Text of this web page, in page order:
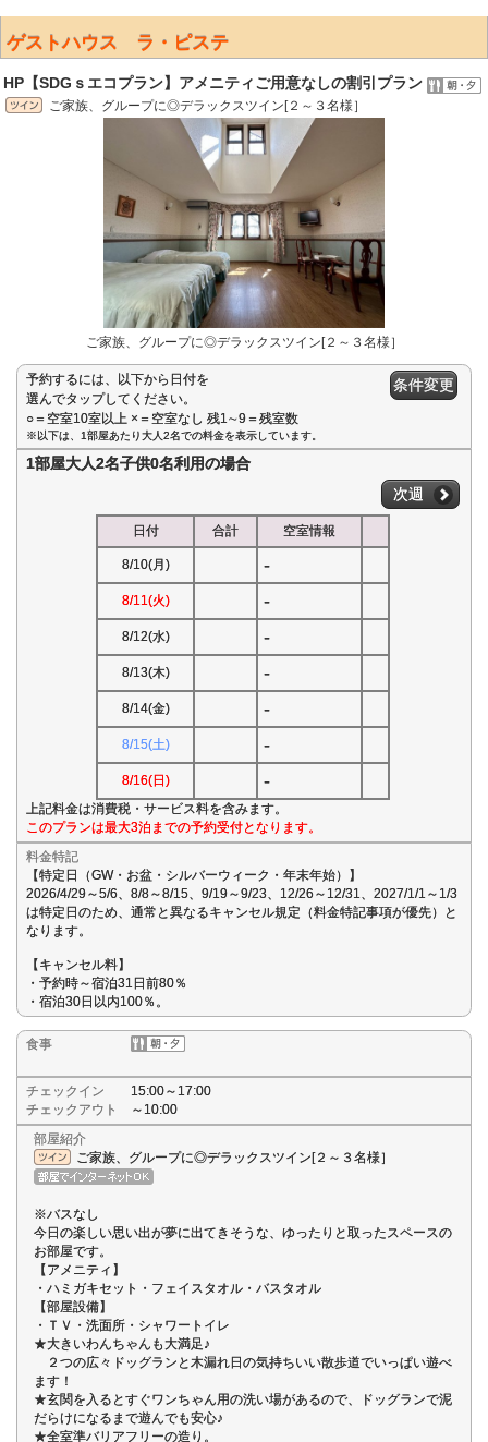
ゲストハウス ラ・ピステ
HP【SDGｓエコプラン】アメニティご用意なしの割引プラン
ご家族、グループに◎デラックスツイン[２～３名様］
ご家族、グループに◎デラックスツイン[２～３名様］
予約するには、以下から日付を
選んでタップしてください。
○＝空室10室以上 ×＝空室なし 残1∼9＝残室数
条件変更
※以下は、1部屋あたり大人2名での料金を表示しています。
1部屋大人2名子供0名利用の場合
次週
日付 合計 空室情報
8/10(月) -
8/11(火) -
8/12(水) -
8/13(木) -
8/14(金) -
8/15(土) -
8/16(日) -
上記料金は消費税・サービス料を含みます。
このプランは最大3泊までの予約受付となります。
料金特記
【特定日（GW・お盆・シルバーウィーク・年末年始）】
2026/4/29～5/6、8/8～8/15、9/19～9/23、12/26～12/31、2027/1/1～1/3
は特定日のため、通常と異なるキャンセル規定（料金特記事項が優先）と
なります。
【キャンセル料】
・予約時～宿泊31日前80％
・宿泊30日以内100％。
食事
チェックイン
15:00～17:00
チェックアウト
～10:00
部屋紹介
ご家族、グループに◎デラックスツイン[２～３名様］
※バスなし
今日の楽しい思い出が夢に出てきそうな、ゆったりと取ったスペースの
お部屋です。
【アメニティ】
・ハミガキセット・フェイスタオル・バスタオル
【部屋設備】
・ＴＶ・洗面所・シャワートイレ
★大きいわんちゃんも大満足♪
２つの広々ドッグランと木漏れ日の気持ちいい散歩道でいっぱい遊べ
ます！
★玄関を入るとすぐワンちゃん用の洗い場があるので、ドッグランで泥
だらけになるまで遊んでも安心♪
★全室準バリアフリーの造り。